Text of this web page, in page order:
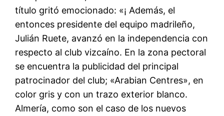
título gritó emocionado: «¡ Además, el
entonces presidente del equipo madrileño,
Julián Ruete, avanzó en la independencia con
respecto al club vizcaíno. En la zona pectoral
se encuentra la publicidad del principal
patrocinador del club; «Arabian Centres», en
color gris y con un trazo exterior blanco.
Almería, como son el caso de los nuevos